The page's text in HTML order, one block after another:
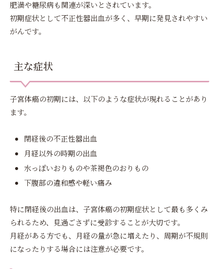
肥満や糖尿病も関連が深いとされています。
初期症状として不正性器出血が多く、早期に発見されやすい
がんです。
主な症状
子宮体癌の初期には、以下のような症状が現れることがあり
ます。
閉経後の不正性器出血
月経以外の時期の出血
水っぽいおりものや茶褐色のおりもの
下腹部の違和感や軽い痛み
特に閉経後の出血は、子宮体癌の初期症状として最も多くみ
られるため、見過ごさずに受診することが大切です。
月経がある方でも、月経の量が急に増えたり、周期が不規則
になったりする場合には注意が必要です。